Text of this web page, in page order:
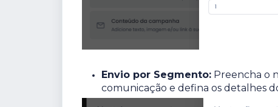
Envio por Segmento: Preencha o
comunicação e defina os detalhes